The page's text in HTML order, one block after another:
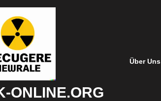
ONLINE.ORG
Über Uns